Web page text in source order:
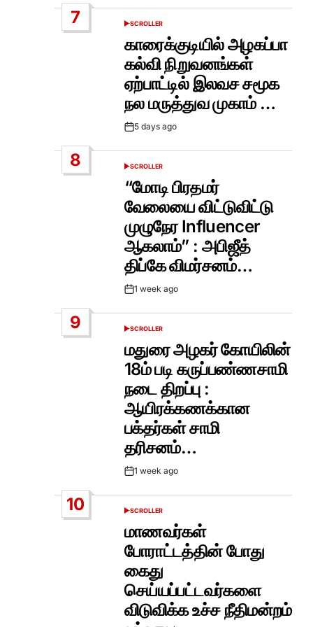
7
POSTED
SCROLLER
காரைக்குடியில் அழகப்பா
கல்வி நிறுவனங்கள்
ஏற்பாட்டில் இலவச சமூக
நல மருத்துவ முகாம் …
Post5 days ago
8
POSTED
SCROLLER
“மோடி பிரதமர்
வேலையை விட்டுவிட்டு
முழுநேர Influencer
ஆகலாம்” : அபிஜீத்
திப்கே விமர்சனம்…
Post1 week ago
9
POSTED
SCROLLER
மதுரை அழகர் கோயிலின்
18ம் படி கருப்பண்ணசாமி
நடை திறப்பு :
ஆயிரக்கணக்கான
பக்தர்கள் சாமி
தரிசனம்…
Post1 week ago
10
POSTED
SCROLLER
மாணவர்கள்
போராட்டத்தின் போது
கைது
செய்யப்பட்டவர்களை
விடுவிக்க உச்ச நீதிமன்றம்